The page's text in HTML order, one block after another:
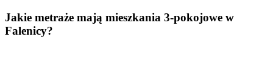
Jakie metraże mają mieszkania 3-pokojowe w
Falenicy?